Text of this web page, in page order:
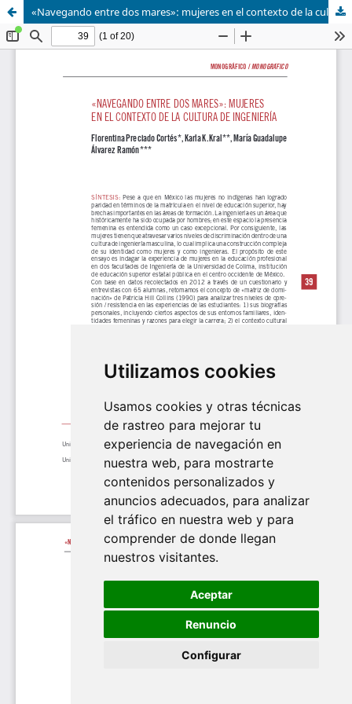
Utilizamos cookies
Usamos cookies y otras técnicas
de rastreo para mejorar tu
experiencia de navegación en
nuestra web, para mostrarte
contenidos personalizados y
anuncios adecuados, para analizar
el tráfico en nuestra web y para
comprender de donde llegan
nuestros visitantes.
Aceptar
Renuncio
Configurar
«Navegando entre dos mares»: mujeres en el contexto de la cultura de ingeniería